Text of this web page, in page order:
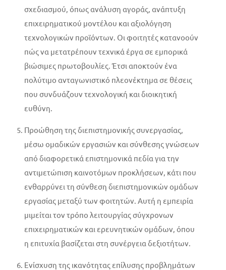
σχεδιασμού, όπως ανάλυση αγοράς, ανάπτυξη
επιχειρηματικού μοντέλου και αξιολόγηση
τεχνολογικών προϊόντων. Οι φοιτητές κατανοούν
πώς να μετατρέπουν τεχνικά έργα σε εμπορικά
βιώσιμες πρωτοβουλίες. Έτσι αποκτούν ένα
πολύτιμο ανταγωνιστικό πλεονέκτημα σε θέσεις
που συνδυάζουν τεχνολογική και διοικητική
ευθύνη.
Προώθηση της διεπιστημονικής συνεργασίας,
μέσω ομαδικών εργασιών και σύνθεσης γνώσεων
από διαφορετικά επιστημονικά πεδία για την
αντιμετώπιση καινοτόμων προκλήσεων, κάτι που
ενθαρρύνει τη σύνθεση διεπιστημονικών ομάδων
εργασίας μεταξύ των φοιτητών. Αυτή η εμπειρία
μιμείται τον τρόπο λειτουργίας σύγχρονων
επιχειρηματικών και ερευνητικών ομάδων, όπου
η επιτυχία βασίζεται στη συνέργεια δεξιοτήτων.
Ενίσχυση της ικανότητας επίλυσης προβλημάτων